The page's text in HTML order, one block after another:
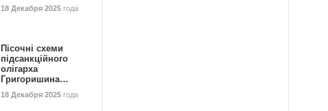
18 Декабря 2025 года
Пісочні схеми
підсанкційного
олігарха
Григоришина…
18 Декабря 2025 года